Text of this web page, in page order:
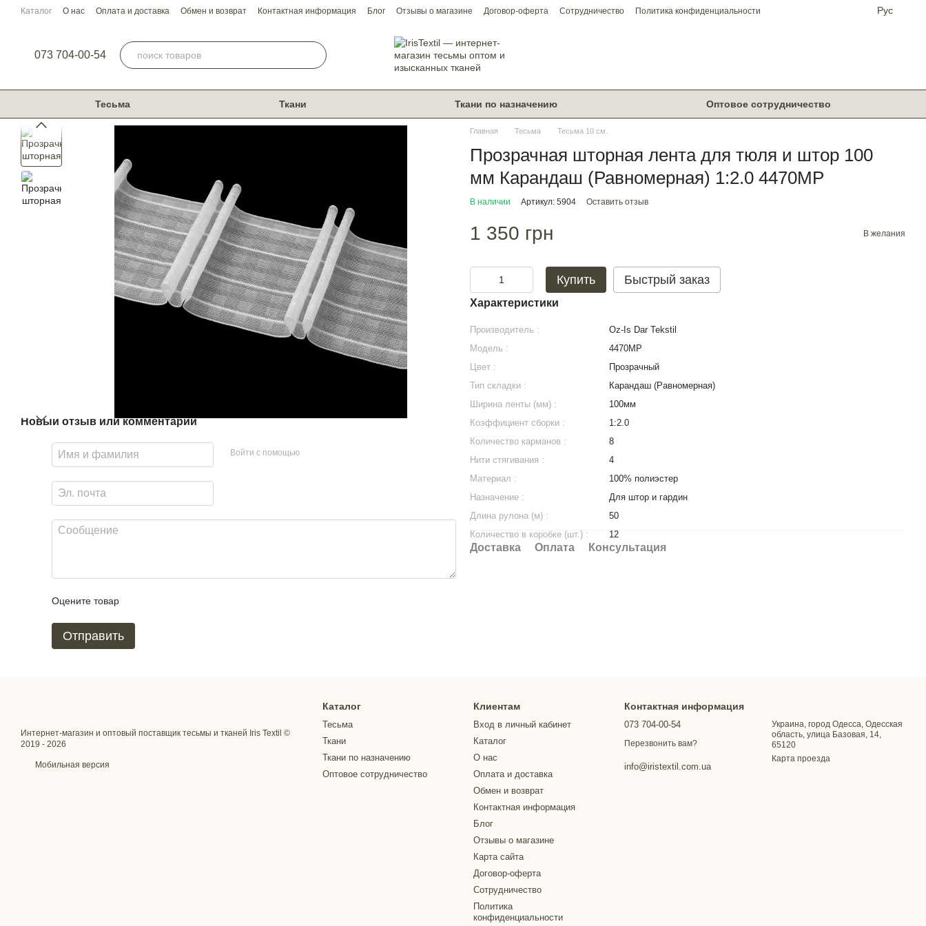
Перейти к основному контенту
Каталог О нас Оплата и доставка Обмен и возврат Контактная информация Блог Отзывы о магазине Договор-оферта Сотрудничество Политика конфиденциальности Рус
073 704-00-54
Тесьма Ткани Ткани по назначению Оптовое сотрудничество
Новый отзыв или комментарий
Войти с помощью
Оцените товар
Отправить
Главная Тесьма Тесьма 10 см.
Прозрачная шторная лента для тюля и штор 100
мм Карандаш (Равномерная) 1:2.0 4470МP
В наличии Артикул: 5904 Оставить отзыв
1 350 грн В желания
Купить Быстрый заказ
Характеристики
Производитель :
Oz-Is Dar Tekstil
Модель :
4470MP
Цвет :
Прозрачный
Тип складки :
Карандаш (Равномерная)
Ширина ленты (мм) :
100мм
Коэффициент сборки :
1:2.0
Количество карманов :
8
Нити стягивания :
4
Материал :
100% полиэстер
Назначение :
Для штор и гардин
Длина рулона (м) :
50
Количество в коробке (шт.) :
12
Доставка Оплата Консультация
Интернет-магазин и оптовый поставщик тесьмы и тканей Iris Textil ©
2019 - 2026
Мобильная версия
Каталог
Тесьма
Ткани
Ткани по назначению
Оптовое сотрудничество
Клиентам
Вход в личный кабинет
Каталог
О нас
Оплата и доставка
Обмен и возврат
Контактная информация
Блог
Отзывы о магазине
Карта сайта
Договор-оферта
Сотрудничество
Политика
конфиденциальности
Контактная информация
073 704-00-54
Перезвонить вам?
info@iristextil.com.ua
Украина, город Одесса, Одесская
область, улица Базовая, 14,
65120
Карта проезда